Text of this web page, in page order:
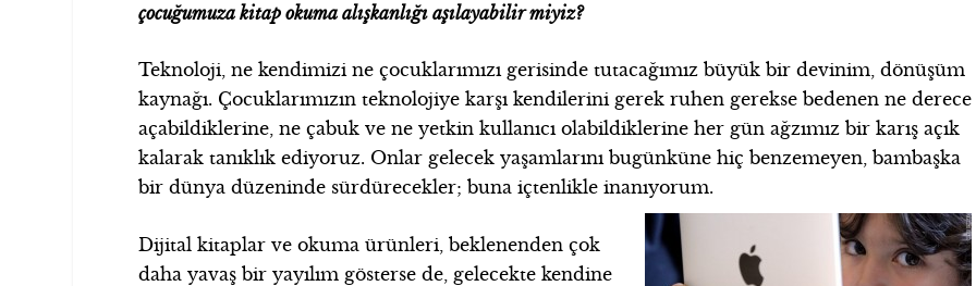
çocuğumuza kitap okuma alışkanlığı aşılayabilir miyiz?
Teknoloji, ne kendimizi ne çocuklarımızı gerisinde tutacağımız büyük bir devinim, dönüşüm
kaynağı. Çocuklarımızın teknolojiye karşı kendilerini gerek ruhen gerekse bedenen ne derece
açabildiklerine, ne çabuk ve ne yetkin kullanıcı olabildiklerine her gün ağzımız bir karış açık
kalarak tanıklık ediyoruz. Onlar gelecek yaşamlarını bugünküne hiç benzemeyen, bambaşka
bir dünya düzeninde sürdürecekler; buna içtenlikle inanıyorum.
Dijital kitaplar ve okuma ürünleri, beklenenden çok
daha yavaş bir yayılım gösterse de, gelecekte kendine